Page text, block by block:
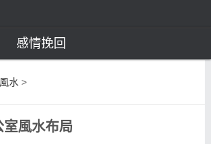
感情挽回
水 >
室風水布局